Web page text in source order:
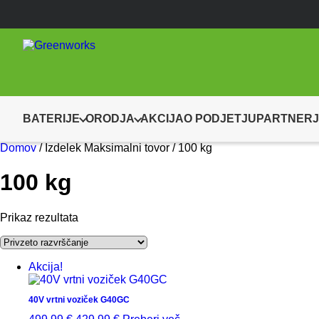
BATERIJE ORODJA AKCIJAO PODJETJU
Domov/ Izdelek Maksimalni tovor / 100 kg
100 kg
Prikaz rezultata
Akcija!
40V vrtni voziček G40GC